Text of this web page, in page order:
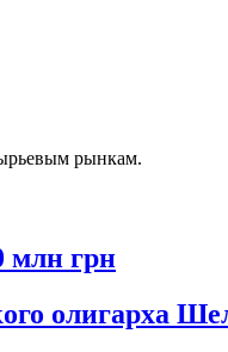
рынкам.
млн грн
олигарха